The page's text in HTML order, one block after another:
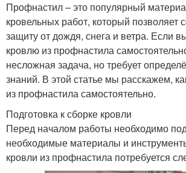
Профнастил – это популярный
кровельных работ, который позволяет
защиту от дождя, снега и ветра. Если
кровлю из профнастила
несложная задача, но требует
знаний. В этой статье мы расскажем,
из профнастила самостоятельно.
Подготовка к сборке кровли
Перед началом работы необходимо
необходимые материалы и
кровли из профнастила потребуется